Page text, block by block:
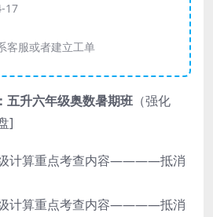
17
客服或者建立工单
五升六年级奥数暑期班 （强化
]
级计算重点考查内容————抵消
级计算重点考查内容————抵消